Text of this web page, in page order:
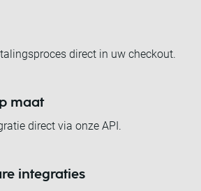
direct in uw checkout.
maat
direct via onze API.
integraties